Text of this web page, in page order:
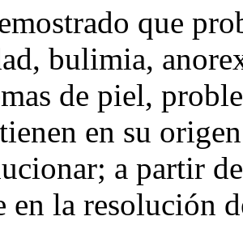
que
bulimia,
de piel,
en su
a partir
en la resolución